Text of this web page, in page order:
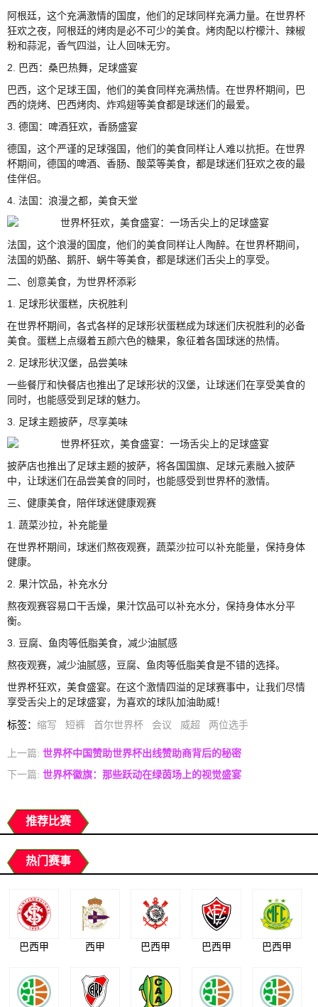
阿根廷，这个充满激情的国度，他们的足球同样充满力量。在世界杯
狂欢之夜，阿根廷的烤肉是必不可少的美食。烤肉配以柠檬汁、辣椒
粉和蒜泥，香气四溢，让人回味无穷。
2. 巴西：桑巴热舞，足球盛宴
巴西，这个足球王国，他们的美食同样充满热情。在世界杯期间，巴
西的烧烤、巴西烤肉、炸鸡翅等美食都是球迷们的最爱。
3. 德国：啤酒狂欢，香肠盛宴
德国，这个严谨的足球强国，他们的美食同样让人难以抗拒。在世界
杯期间，德国的啤酒、香肠、酸菜等美食，都是球迷们狂欢之夜的最
佳伴侣。
4. 法国：浪漫之都，美食天堂
法国，这个浪漫的国度，他们的美食同样让人陶醉。在世界杯期间，
法国的奶酪、鹅肝、蜗牛等美食，都是球迷们舌尖上的享受。
二、创意美食，为世界杯添彩
1. 足球形状蛋糕，庆祝胜利
在世界杯期间，各式各样的足球形状蛋糕成为球迷们庆祝胜利的必备
美食。蛋糕上点缀着五颜六色的糖果，象征着各国球迷的热情。
2. 足球形状汉堡，品尝美味
一些餐厅和快餐店也推出了足球形状的汉堡，让球迷们在享受美食的
同时，也能感受到足球的魅力。
3. 足球主题披萨，尽享美味
披萨店也推出了足球主题的披萨，将各国国旗、足球元素融入披萨
中，让球迷们在品尝美食的同时，也能感受到世界杯的激情。
三、健康美食，陪伴球迷健康观赛
1. 蔬菜沙拉，补充能量
在世界杯期间，球迷们熬夜观赛，蔬菜沙拉可以补充能量，保持身体
健康。
2. 果汁饮品，补充水分
熬夜观赛容易口干舌燥，果汁饮品可以补充水分，保持身体水分平
衡。
3. 豆腐、鱼肉等低脂美食，减少油腻感
熬夜观赛，减少油腻感，豆腐、鱼肉等低脂美食是不错的选择。
世界杯狂欢，美食盛宴。在这个激情四溢的足球赛事中，让我们尽情
享受舌尖上的足球盛宴，为喜欢的球队加油助威！
标签： 缩写 短裤 首尔世界杯 会议 威超 两位选手
上一篇: 世界杯中国赞助世界杯出线赞助商背后的秘密
下一篇: 世界杯徽旗：那些跃动在绿茵场上的视觉盛宴
推荐比赛
热门赛事
巴西甲 西甲 巴西甲 巴西甲 巴西甲